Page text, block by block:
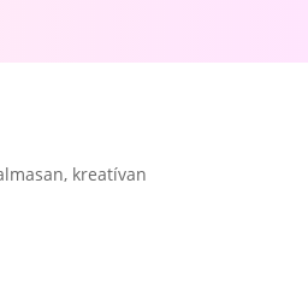
kreatívan